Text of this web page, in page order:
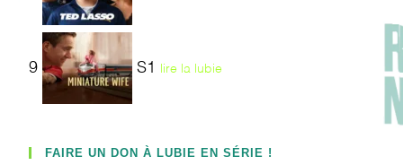
9 S1 lire la lubie
FAIRE UN DON À LUBIE EN SÉRIE !